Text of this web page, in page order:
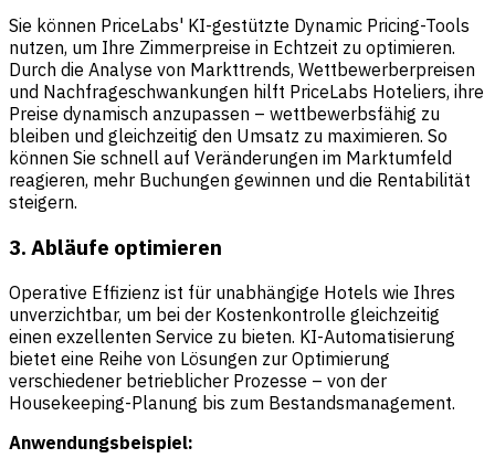
Sie können PriceLabs' KI-gestützte Dynamic Pricing-Tools
nutzen, um Ihre Zimmerpreise in Echtzeit zu optimieren.
Durch die Analyse von Markttrends, Wettbewerberpreisen
und Nachfrageschwankungen hilft PriceLabs Hoteliers, ihre
Preise dynamisch anzupassen – wettbewerbsfähig zu
bleiben und gleichzeitig den Umsatz zu maximieren. So
können Sie schnell auf Veränderungen im Marktumfeld
reagieren, mehr Buchungen gewinnen und die Rentabilität
steigern.
3. Abläufe optimieren
Operative Effizienz ist für unabhängige Hotels wie Ihres
unverzichtbar, um bei der Kostenkontrolle gleichzeitig
einen exzellenten Service zu bieten. KI-Automatisierung
bietet eine Reihe von Lösungen zur Optimierung
verschiedener betrieblicher Prozesse – von der
Housekeeping-Planung bis zum Bestandsmanagement.
Anwendungsbeispiel: